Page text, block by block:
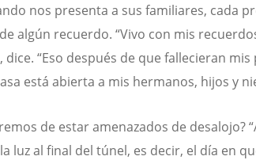
nos presenta a sus familiares, cada
algún recuerdo. “Vivo con mis
dice. “Eso después de que fallecieran
está abierta a mis hermanos, hijos y
de estar amenazados de desalojo?
luz al final del túnel, es decir, el día en